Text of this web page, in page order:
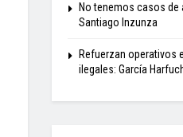
No tenemos casos de
Santiago Inzunza
Refuerzan operativos
ilegales: García